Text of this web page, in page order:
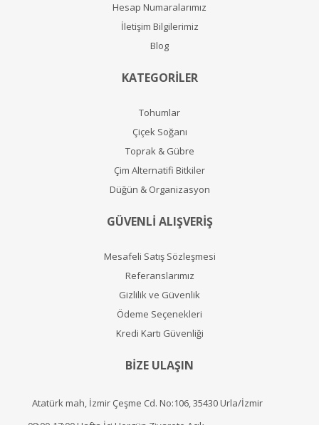
Hesap Numaralarımız
İletişim Bilgilerimiz
Blog
KATEGORİLER
Tohumlar
Çiçek Soğanı
Toprak & Gübre
Çim Alternatifi Bitkiler
Düğün & Organizasyon
GÜVENLİ ALIŞVERİŞ
Mesafeli Satış Sözleşmesi
Referanslarımız
Gizlilik ve Güvenlik
Ödeme Seçenekleri
Kredi Kartı Güvenliği
BİZE ULAŞIN
Atatürk mah, İzmir Çeşme Cd. No:106, 35430 Urla/İzmir